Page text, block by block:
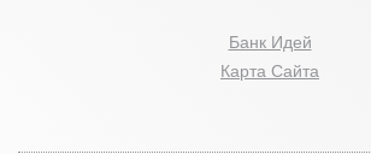
Банк Идей
Карта Сайта